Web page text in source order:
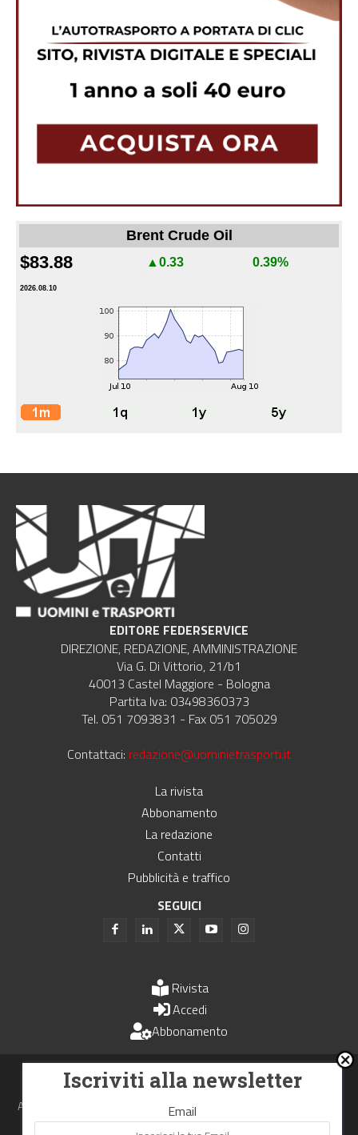
Brent Crude Oil
$83.88 ▲0.33 0.39%
2026.08.10
EDITORE FEDERSERVICE
DIREZIONE, REDAZIONE, AMMINISTRAZIONE
Via G. Di Vittorio, 21/b1
40013 Castel Maggiore - Bologna
Partita Iva: 03498360373
Tel. 051 7093831 - Fax 051 705029
Contattaci: redazione@uominietrasporti.it
La rivista
Abbonamento
La redazione
Contatti
Pubblicità e traffico
SEGUICI
Rivista
Accedi
Abbonamento
Uomini e Trasporti è un periodico associato all'Unione Stampa
Periodica Italiana - USPI
Autorizzazione del Tribunale di Bologna N.4993 del 15 giugno 1982
Webdesign made inNowhere
Iscriviti alla newsletter
Email